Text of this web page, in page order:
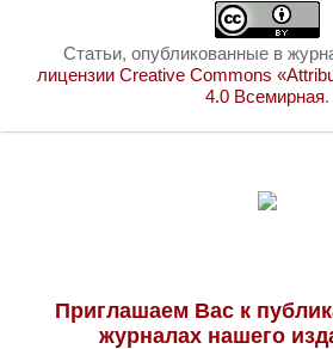
Статьи, опубликованные в
лицензии Creative Commons
4.0 Всемирная.
Приглашаем Вас к
журналах нашего